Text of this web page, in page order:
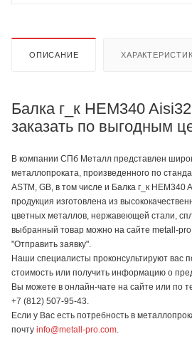
ОПИСАНИЕ
Балка г_к HEM340
заказать по выгодным
В компании СПб Металл представлен
металлопроката, произведенного по
ASTM, GB, в том числе и Балка г_к HEM340
продукция изготовлена из
цветных металлов, нержавеющей стали,
выбранный товар можно на сайте metall-
"Отправить заявку".
Наши специалисты проконсультируют вас
стоимость или получить информацию о
Вы можете в онлайн-чате на сайте или по
+7 (812) 507-95-43.
Если у Вас есть потребность в
почту info@metall-pro.com